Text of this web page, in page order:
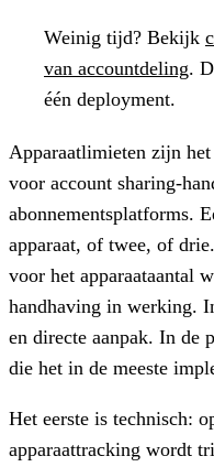
Weinig tijd? Bekijk
van accountdeling.
één deployment.
Apparaatlimieten zijn
voor account sharing-
abonnementsplatforms.
apparaat, of twee, of
voor het apparaataantal
handhaving in werking.
en directe aanpak. In de
die het in de meeste
Het eerste is technisch:
apparaattracking wordt